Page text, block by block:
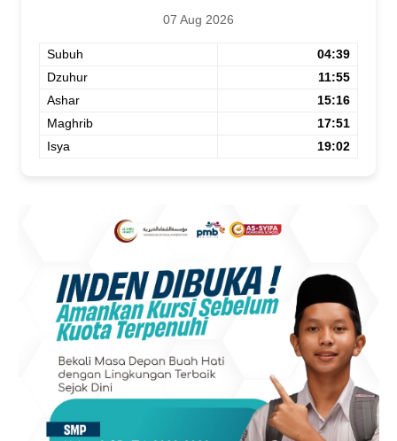
07 Aug 2026
Subuh
04:39
Dzuhur
11:55
Ashar
15:16
Maghrib
17:51
Isya
19:02